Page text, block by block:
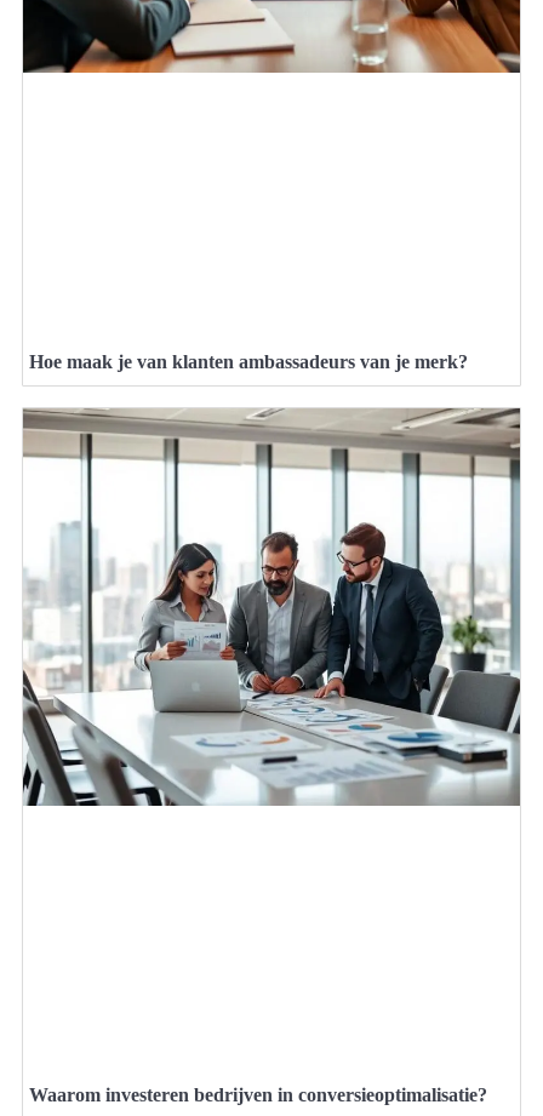
Hoe maak je van klanten ambassadeurs van je merk?
Waarom investeren bedrijven in conversieoptimalisatie?